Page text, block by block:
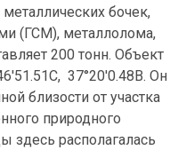
бочек,
(ГСМ), металлолома,
200 тонн. Объект
37°20'0.48В. Он
близости от участка
природного
здесь располагалась